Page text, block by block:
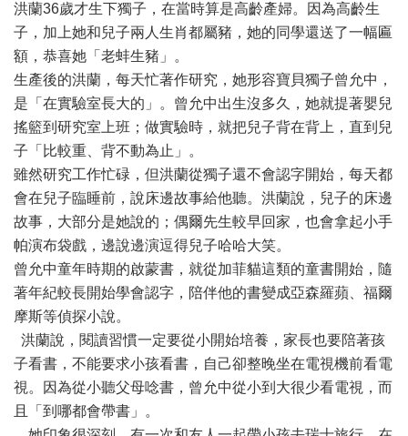
洪蘭36歲才生下獨子，在當時算是高齡產婦。因為高齡生
子，加上她和兒子兩人生肖都屬豬，她的同學還送了一幅匾
額，恭喜她「老蚌生豬」。
生產後的洪蘭，每天忙著作研究，她形容寶貝獨子曾允中，
是「在實驗室長大的」。曾允中出生沒多久，她就提著嬰兒
搖籃到研究室上班；做實驗時，就把兒子背在背上，直到兒
子「比較重、背不動為止」。
雖然研究工作忙碌，但洪蘭從獨子還不會認字開始，每天都
會在兒子臨睡前，說床邊故事給他聽。洪蘭說，兒子的床邊
故事，大部分是她說的；偶爾先生較早回家，也會拿起小手
帕演布袋戲，邊說邊演逗得兒子哈哈大笑。
曾允中童年時期的啟蒙書，就從加菲貓這類的童書開始，隨
著年紀較長開始學會認字，陪伴他的書變成亞森羅蘋、福爾
摩斯等偵探小說。
洪蘭說，閱讀習慣一定要從小開始培養，家長也要陪著孩
子看書，不能要求小孩看書，自己卻整晚坐在電視機前看電
視。因為從小聽父母唸書，曾允中從小到大很少看電視，而
且「到哪都會帶書」。